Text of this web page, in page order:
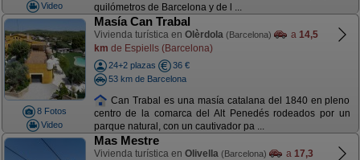
Video
quilómetros de Barcelona y de l ...
8 Fotos
Video
Masía Can Trabal
Vivienda turística en Olèrdola (Barcelona) a 14,5
km de Espiells (Barcelona)
24+2 plazas
36 €
53 km de Barcelona
Can Trabal es una masía catalana del 1840 en pleno
centro de la comarca del Alt Penedés rodeados por un
parque natural, con un cautivador pa ...
Mas Mestre
Vivienda turística en Olivella (Barcelona) a 17,3